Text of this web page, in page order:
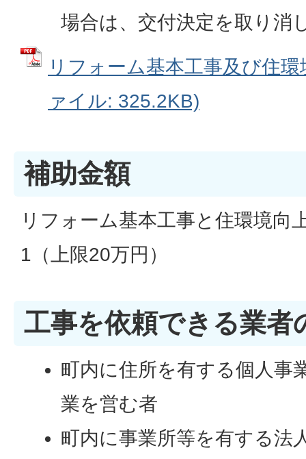
場合は、交付決定を取り消
リフォーム基本工事及び住
ァイル: 325.2KB)
補助金額
リフォーム基本工事と住環境向
1（上限20万円）
工事を依頼できる業者
町内に住所を有する個人事
業を営む者
町内に事業所等を有する法